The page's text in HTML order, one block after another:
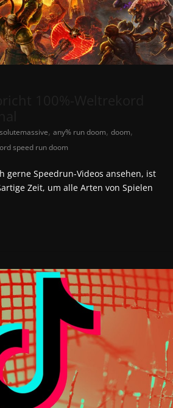
, any% run doom, doom,
speed run doom
gerne Speedrun-Videos ansehen, ist
Zeit, um alle Arten von Spielen